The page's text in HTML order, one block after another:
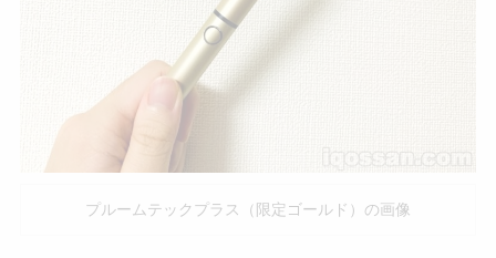
プルームテックプラス（限定ゴールド）の画像